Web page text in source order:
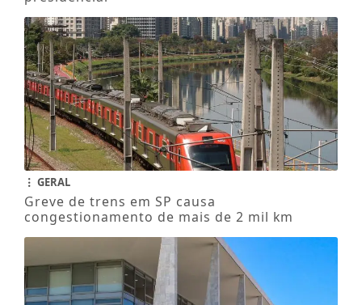
GERAL
Greve de trens em SP causa
congestionamento de mais de 2 mil km